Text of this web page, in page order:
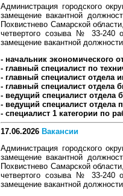
Администрация городского
замещение вакантной
Похвистнево Самарской
четвертого созыва № 33-240
замещение вакантной
- начальник экономического
- главный специалист по
- главный специалист отдела
- главный специалист отдела
- ведущий специалист отдела
- ведущий специалист отдела
- специалист 1 категории по
17.06.2026 Вакансии
Администрация городского
замещение вакантной
Похвистнево Самарской
четвертого созыва № 33-240
замещение вакантной